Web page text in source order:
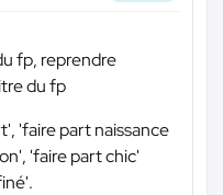
fp, reprendre
du fp
'faire part naissance
'faire part chic'